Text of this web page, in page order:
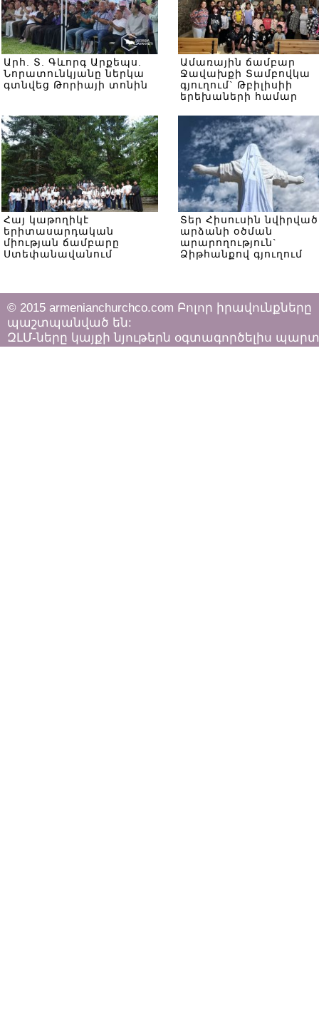
Արհ. Տ. Գևորգ Արքեպս.
Նորատունկյանը ներկա
գտնվեց Թորիայի տոնին
Ամառային ճամբար
Ջավախքի Տամբովկա
գյուղում` Թբիլիսիի
երեխաների համար
Հայ կաթողիկէ
երիտասարդական
միության ճամբարը
Ստեփանավանում
Տեր Հիսուսին նվիրված
արձանի օծման
արարողություն`
Ձիթհանքով գյուղում
© 2015 armenianchurchco.com Բոլոր իրավունքները
պաշտպանված են:
ԶԼՄ-ները կայքի նյութերն օգտագործելիս